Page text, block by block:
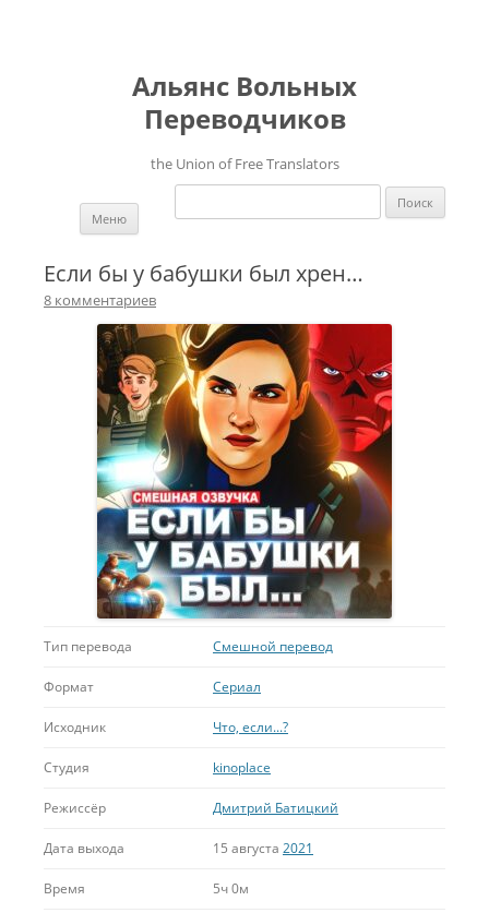
Альянс Вольных
Переводчиков
the Union of Free Translators
Найти:
Меню
Если бы у бабушки был хрен…
8 комментариев
Тип перевода Смешной перевод
Формат Сериал
Исходник Что, если...?
Студия kinoplace
Режиссёр Дмитрий Батицкий
Дата выхода 15 августа 2021
Время 5ч 0м